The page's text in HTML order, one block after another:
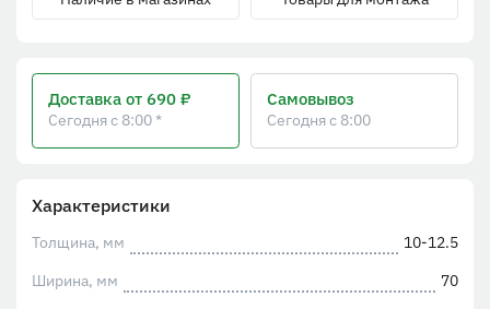
Характеристики
Толщина, мм
10-12.5
Ширина, мм
70
Доставка от 690 ₽
Сегодня с 8:00 *
Самовывоз
Сегодня с 8:00